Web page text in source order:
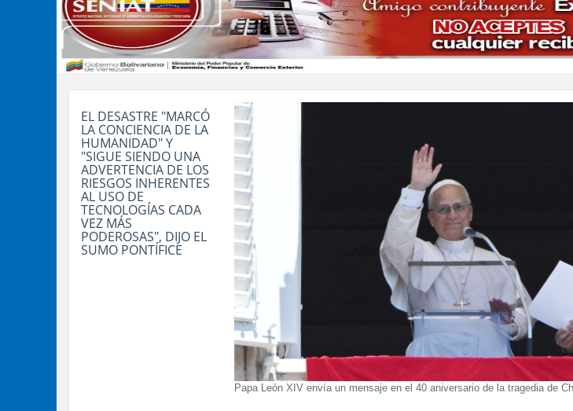
Papa León XIV envía un mensaje en el 40 aniversario de la tragedia de
EL DESASTRE "MARCÓ
LA CONCIENCIA DE LA
HUMANIDAD" Y
"SIGUE SIENDO UNA
ADVERTENCIA DE LOS
RIESGOS INHERENTES
AL USO DE
TECNOLOGÍAS CADA
VEZ MÁS
PODEROSAS", DIJO EL
SUMO PONTÍFICE